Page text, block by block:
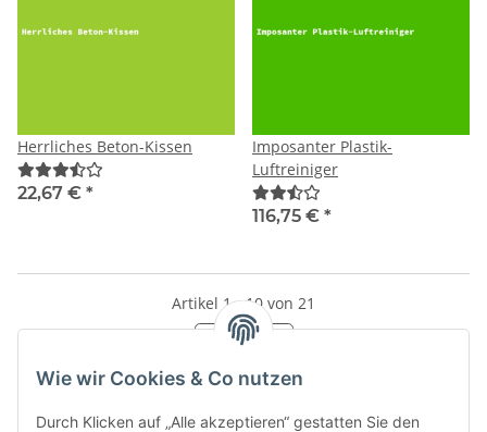
Herrliches Beton-Kissen
22,67 € *
Imposanter Plastik-
Luftreiniger
116,75 € *
Artikel 1 - 10 von 21
Seite1
Wie wir Cookies & Co nutzen
Durch Klicken auf „Alle akzeptieren“ gestatten Sie den